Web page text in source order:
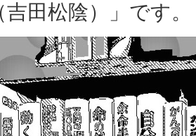
田松陰）」です。